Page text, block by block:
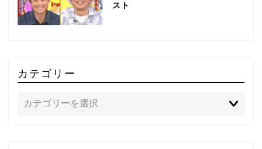
スト
カテゴリー